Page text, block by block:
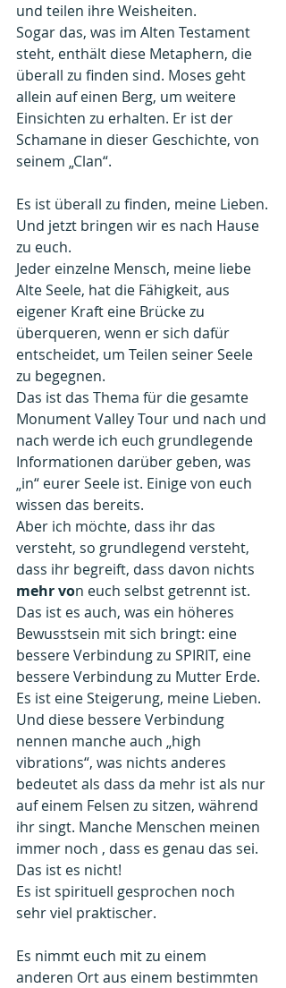
und teilen ihre Weisheiten.
Sogar das, was im Alten Testament
steht, enthält diese Metaphern, die
überall zu finden sind. Moses geht
allein auf einen Berg, um weitere
Einsichten zu erhalten. Er ist der
Schamane in dieser Geschichte, von
seinem „Clan“.
Es ist überall zu finden, meine Lieben.
Und jetzt bringen wir es nach Hause
zu euch.
Jeder einzelne Mensch, meine liebe
Alte Seele, hat die Fähigkeit, aus
eigener Kraft eine Brücke zu
überqueren, wenn er sich dafür
entscheidet, um Teilen seiner Seele
zu begegnen.
Das ist das Thema für die gesamte
Monument Valley Tour und nach und
nach werde ich euch grundlegende
Informationen darüber geben, was
„in“ eurer Seele ist. Einige von euch
wissen das bereits.
Aber ich möchte, dass ihr das
versteht, so grundlegend versteht,
dass ihr begreift, dass davon nichts
mehr von euch selbst getrennt ist.
Das ist es auch, was ein höheres
Bewusstsein mit sich bringt: eine
bessere Verbindung zu SPIRIT, eine
bessere Verbindung zu Mutter Erde.
Es ist eine Steigerung, meine Lieben.
Und diese bessere Verbindung
nennen manche auch „high
vibrations“, was nichts anderes
bedeutet als dass da mehr ist als nur
auf einem Felsen zu sitzen, während
ihr singt. Manche Menschen meinen
immer noch , dass es genau das sei.
Das ist es nicht!
Es ist spirituell gesprochen noch
sehr viel praktischer.
Es nimmt euch mit zu einem
anderen Ort aus einem bestimmten